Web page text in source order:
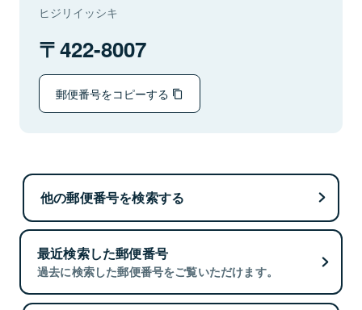
ヒジリイッシキ
422-8007
郵便番号をコピーする
他の郵便番号を検索する
最近検索した郵便番号
過去に検索した郵便番号をご覧いただけます。